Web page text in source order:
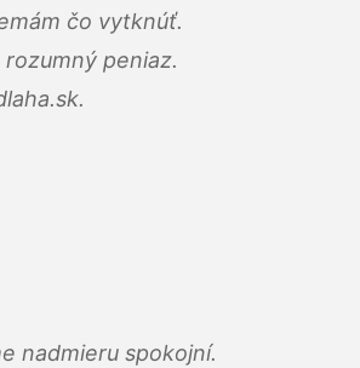
čo vytknúť.
peniaz.
nadmieru spokojní.